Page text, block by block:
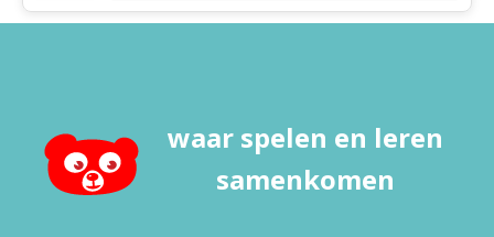
Thuis
waar spelen en leren
samenkomen